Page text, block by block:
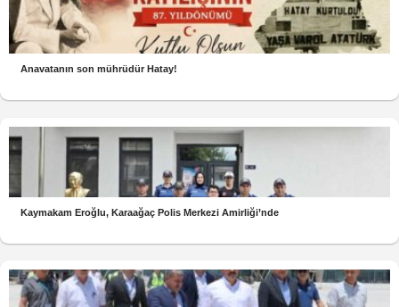
Anavatanın son mührüdür Hatay!
Kaymakam Eroğlu, Karaağaç Polis Merkezi Amirliği’nde